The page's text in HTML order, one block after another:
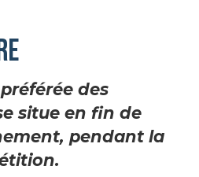
des
situe en fin de
pendant la